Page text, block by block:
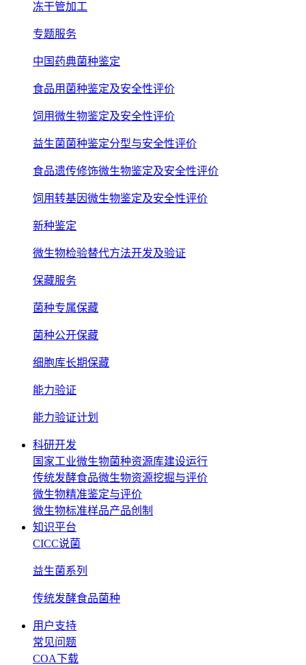
冻干管加工
专题服务
中国药典菌种鉴定
食品用菌种鉴定及安全性评价
饲用微生物鉴定及安全性评价
益生菌菌种鉴定分型与安全性评价
食品遗传修饰微生物鉴定及安全性评价
饲用转基因微生物鉴定及安全性评价
新种鉴定
微生物检验替代方法开发及验证
保藏服务
菌种专属保藏
菌种公开保藏
细胞库长期保藏
能力验证
能力验证计划
科研开发
国家工业微生物菌种资源库建设运行
传统发酵食品微生物资源挖掘与评价
微生物精准鉴定与评价
微生物标准样品产品创制
知识平台
CICC说菌
益生菌系列
传统发酵食品菌种
用户支持
常见问题
COA下载